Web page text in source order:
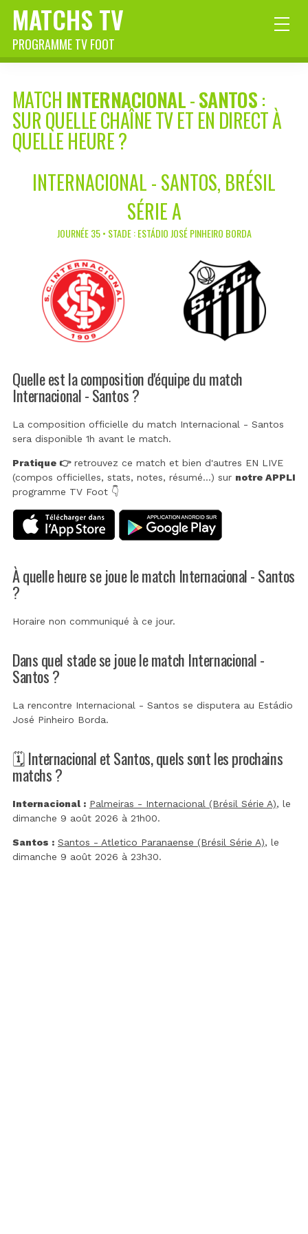
MATCHS TV
PROGRAMME TV FOOT
MATCH INTERNACIONAL-SANTOS:
SUR QUELLE CHAÎNE TV ET EN DIRECT À
QUELLE HEURE ?
INTERNACIONAL - SANTOS, BRÉSIL
SÉRIE A
JOURNÉE 35 • STADE : ESTÁDIO JOSÉ PINHEIRO BORDA
Quelle est la composition d'équipe du match
Internacional - Santos ?
La composition officielle du match Internacional - Santos
sera disponible 1h avant le match.
Pratique 👉retrouvez ce match et bien d'autres EN LIVE
(compos officielles, stats, notes, résumé...) sur notre APPLI
programme TV Foot 👇
À quelle heure se joue le match Internacional - Santos
?
Horaire non communiqué à ce jour.
Dans quel stade se joue le match Internacional -
Santos ?
La rencontre Internacional - Santos se disputera au Estádio
José Pinheiro Borda.
🗓️ Internacional et Santos, quels sont les prochains
matchs ?
Internacional : Palmeiras - Internacional (Brésil Série A), le
dimanche 9 août 2026 à 21h00.
Santos : Santos - Atletico Paranaense (Brésil Série A), le
dimanche 9 août 2026 à 23h30.